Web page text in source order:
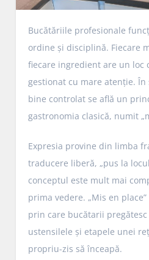
Bucătăriile profesionale
ordine și disciplină. Fiecare
fiecare ingredient are un loc
gestionat cu mare atenție.
bine controlat se află un
gastronomia clasică, numit
Expresia provine din limba
traducere liberă, „pus la
conceptul este mult mai
prima vedere. „Mis en
prin care bucătarii
ustensilele și etapele unei
propriu-zis să înceapă.